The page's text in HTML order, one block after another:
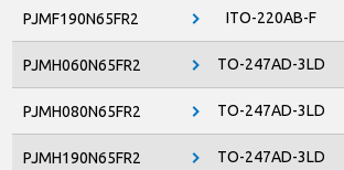
PJMF190N65FR2
PJMH060N65FR2
PJMH080N65FR2
PJMH190N65FR2
ITO-220AB-F
TO-247AD-3LD
TO-247AD-3LD
TO-247AD-3LD